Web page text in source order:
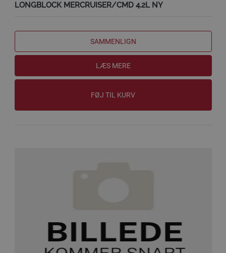
LONGBLOCK MERCRUISER/CMD 4.2L NY
SAMMENLIGN
LÆS MERE
FØJ TIL KURV